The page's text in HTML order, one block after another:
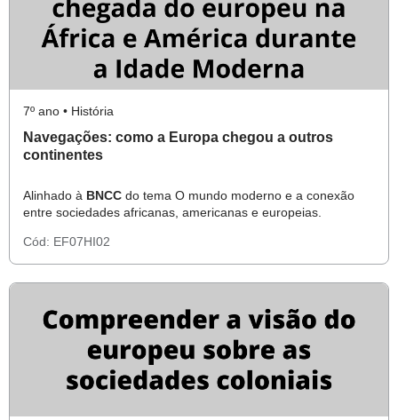
7º ano • História
Navegações: como a Europa chegou a outros
continentes
Alinhado à BNCC do tema O mundo moderno e a conexão
entre sociedades africanas, americanas e europeias.
Cód: EF07HI02